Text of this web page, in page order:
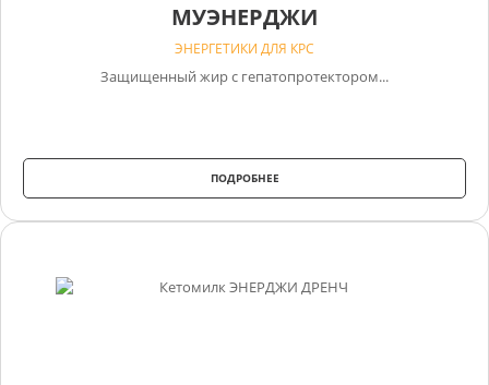
МУЭНЕРДЖИ
ЭНЕРГЕТИКИ ДЛЯ КРС
Защищенный жир с гепатопротектором...
ПОДРОБНЕЕ